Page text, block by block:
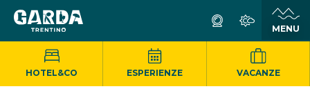
HOTEL&CO ESPERIENZE VACANZE